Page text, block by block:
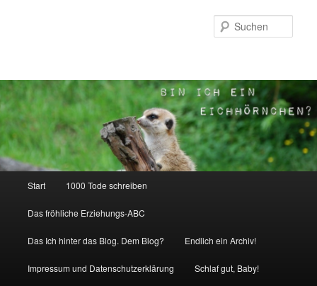
Start 1000 Tode schreiben
Das fröhliche Erziehungs-ABC
Das Ich hinter das Blog. Dem Blog? Endlich ein Archiv!
Impressum und Datenschutzerklärung Schlaf gut, Baby!